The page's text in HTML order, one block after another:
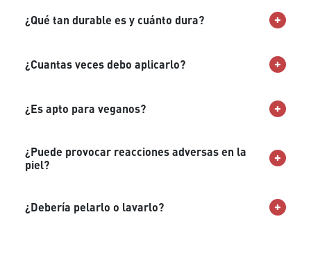
¿Qué tan durable es y cuánto dura?
¿Cuantas veces debo aplicarlo?
¿Es apto para veganos?
¿Puede provocar reacciones adversas en la
piel?
¿Debería pelarlo o lavarlo?